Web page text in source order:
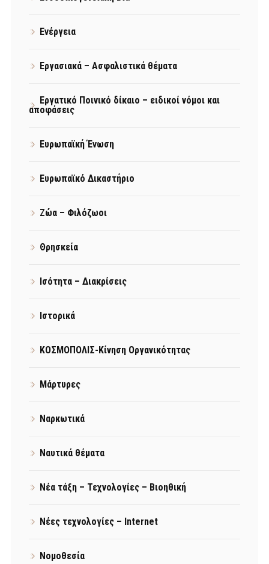
Ενέργεια
Εργασιακά – Ασφαλιστικά θέματα
Εργατικό Ποινικό δίκαιο – ειδικοί νόμοι και
αποφάσεις
Ευρωπαϊκή Ένωση
Ευρωπαϊκό Δικαστήριο
Ζώα – Φιλόζωοι
Θρησκεία
Ισότητα – Διακρίσεις
Ιστορικά
ΚΟΣΜΟΠΟΛΙΣ-Κίνηση Οργανικότητας
Μάρτυρες
Ναρκωτικά
Ναυτικά θέματα
Νέα τάξη – Τεχνολογίες – Βιοηθική
Νέες τεχνολογίες – Internet
Νομοθεσία